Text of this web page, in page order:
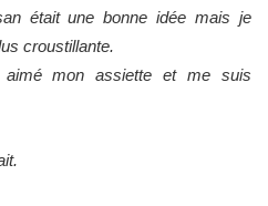
était une bonne idée mais je
croustillante.
aimé mon assiette et me suis